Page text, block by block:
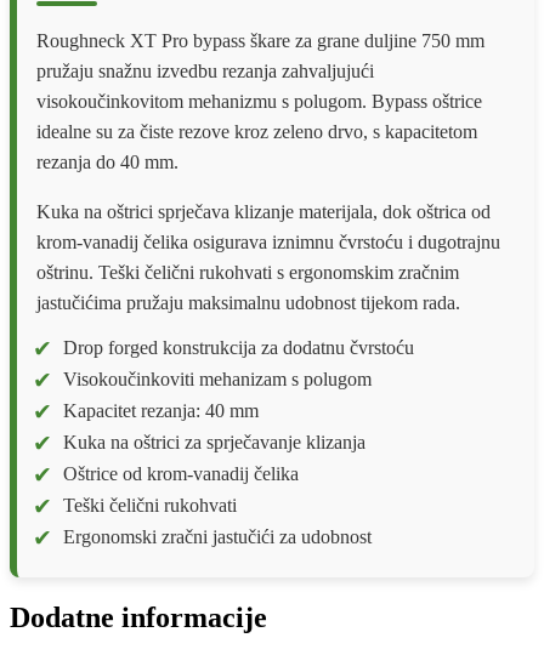
Roughneck XT Pro bypass škare za grane duljine 750 mm
pružaju snažnu izvedbu rezanja zahvaljujući
visokoučinkovitom mehanizmu s polugom. Bypass oštrice
idealne su za čiste rezove kroz zeleno drvo, s kapacitetom
rezanja do 40 mm.
Kuka na oštrici sprječava klizanje materijala, dok oštrica od
krom-vanadij čelika osigurava iznimnu čvrstoću i dugotrajnu
oštrinu. Teški čelični rukohvati s ergonomskim zračnim
jastučićima pružaju maksimalnu udobnost tijekom rada.
Drop forged konstrukcija za dodatnu čvrstoću
Visokoučinkoviti mehanizam s polugom
Kapacitet rezanja: 40 mm
Kuka na oštrici za sprječavanje klizanja
Oštrice od krom-vanadij čelika
Teški čelični rukohvati
Ergonomski zračni jastučići za udobnost
Dodatne informacije